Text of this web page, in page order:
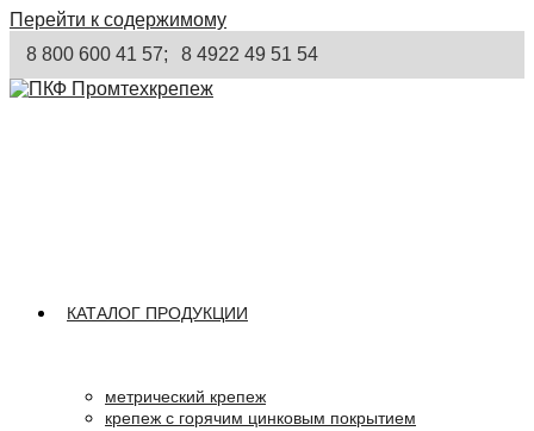
Перейти к содержимому
8 800 600 41 57;
8 4922 49 51 54
КАТАЛОГ ПРОДУКЦИИ
метрический крепеж
крепеж с горячим цинковым покрытием